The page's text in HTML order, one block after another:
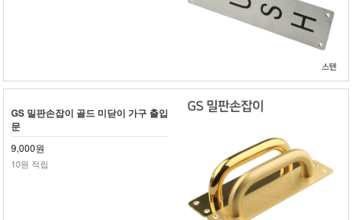
GS 밀판손잡이 골드 미닫이 가구 출입
문
9,000원
10원 적립